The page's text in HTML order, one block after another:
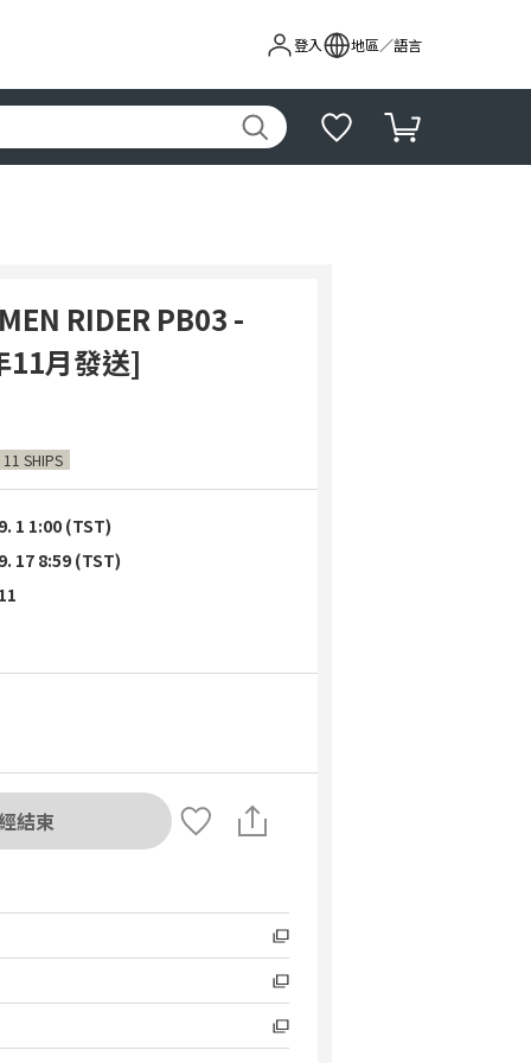
登入 地區／語言
RIDER PB03 -
11月發送]
SHIPS
1 1:00 (TST)
17 8:59 (TST)
結束